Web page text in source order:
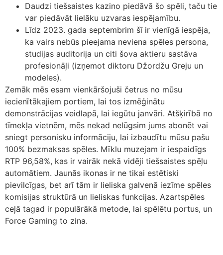
Daudzi tiešsaistes kazino piedāvā šo spēli, taču tie
var piedāvāt lielāku uzvaras iespējamību.
Līdz 2023. gada septembrim šī ir vienīgā iespēja,
ka vairs nebūs pieejama neviena spēles persona,
studijas auditorija un citi šova aktieru sastāva
profesionāļi (izņemot diktoru Džordžu Greju un
modeles).
Zemāk mēs esam vienkāršojuši četrus no mūsu
iecienītākajiem portiem, lai tos izmēģinātu
demonstrācijas veidlapā, lai iegūtu janvāri. Atšķirībā no
tīmekļa vietnēm, mēs nekad nelūgsim jums abonēt vai
sniegt personisku informāciju, lai izbaudītu mūsu pašu
100% bezmaksas spēles. Mīklu muzejam ir iespaidīgs
RTP 96,58%, kas ir vairāk nekā vidēji tiešsaistes spēļu
automātiem. Jaunās ikonas ir ne tikai estētiski
pievilcīgas, bet arī tām ir lieliska galvenā iezīme spēles
komisijas struktūrā un lieliskas funkcijas. Azartspēles
ceļā tagad ir populārākā metode, lai spēlētu portus, un
Force Gaming to zina.